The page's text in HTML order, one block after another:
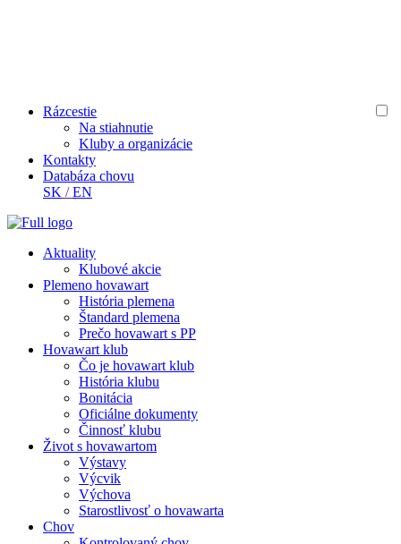
Rázcestie
Na stiahnutie
Kluby a organizácie
Kontakty
Databáza chovu
SK /EN
Aktuality
Klubové akcie
Plemeno hovawart
História plemena
Štandard plemena
Prečo hovawart s PP
Hovawart klub
Čo je hovawart klub
História klubu
Bonitácia
Oficiálne dokumenty
Činnosť klubu
Život s hovawartom
Výstavy
Výcvik
Výchova
Starostlivosť o hovawarta
Chov